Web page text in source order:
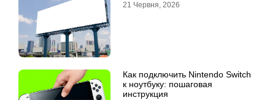
21 Червня, 2026
Как подключить Nintendo Switch
к ноутбуку: пошаговая
инструкция